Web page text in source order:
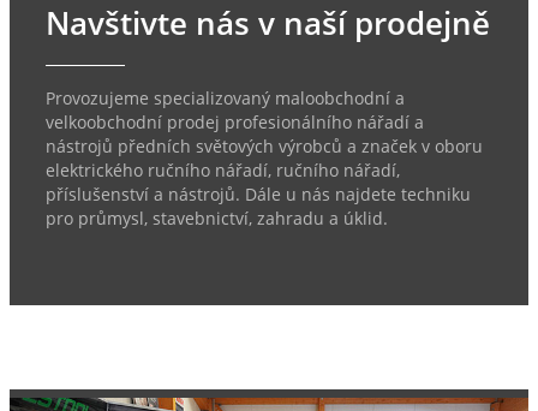
Navštivte nás v naší prodejně
Provozujeme specializovaný maloobchodní a
velkoobchodní prodej profesionálního nářadí a
nástrojů předních světových výrobců a značek v oboru
elektrického ručního nářadí, ručního nářadí,
příslušenství a nástrojů. Dále u nás najdete techniku
pro průmysl, stavebnictví, zahradu a úklid.